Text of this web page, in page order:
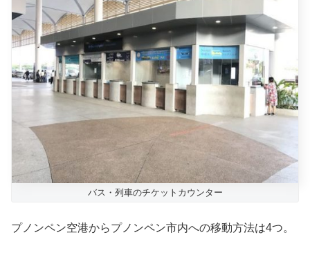
バス・列車のチケットカウンター
プノンペン空港からプノンペン市内への移動方法は4つ。